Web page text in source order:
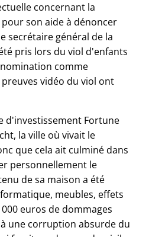
concernant la
pour son aide à dénoncer
secrétaire général de la
pris lors du viol d'enfants
nomination comme
vidéo du viol ont
d'investissement Fortune
la ville où vivait le
que cela ait culminé dans
personnellement le
de sa maison a été
meubles, effets
euros de dommages
une corruption absurde du